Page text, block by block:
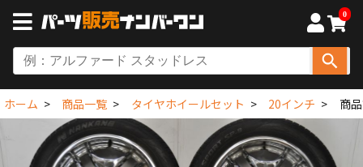
0
ホーム 商品一覧 タイヤホイールセット 20インチ 商